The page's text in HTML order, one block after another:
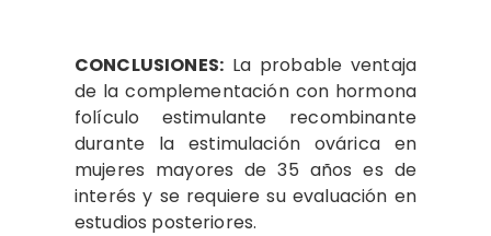
CONCLUSIONES:La probable ventaja
de la complementación con hormona
folículo estimulante recombinante
durante la estimulación ovárica en
mujeres mayores de 35 años es de
interés y se requiere su evaluación en
estudios posteriores.